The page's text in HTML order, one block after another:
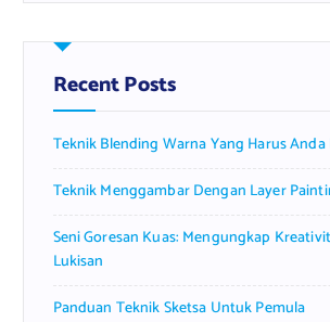
h
f
o
:
Recent Posts
Teknik Blending Warna Yang Harus
Teknik Menggambar Dengan Layer
Seni Goresan Kuas: Mengungkap
Lukisan
Panduan Teknik Sketsa Untuk Pemula